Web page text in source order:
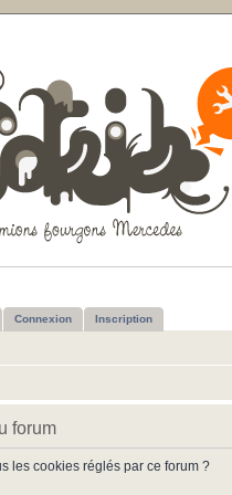
Connexion Inscription
forum
les cookies réglés par ce forum ?